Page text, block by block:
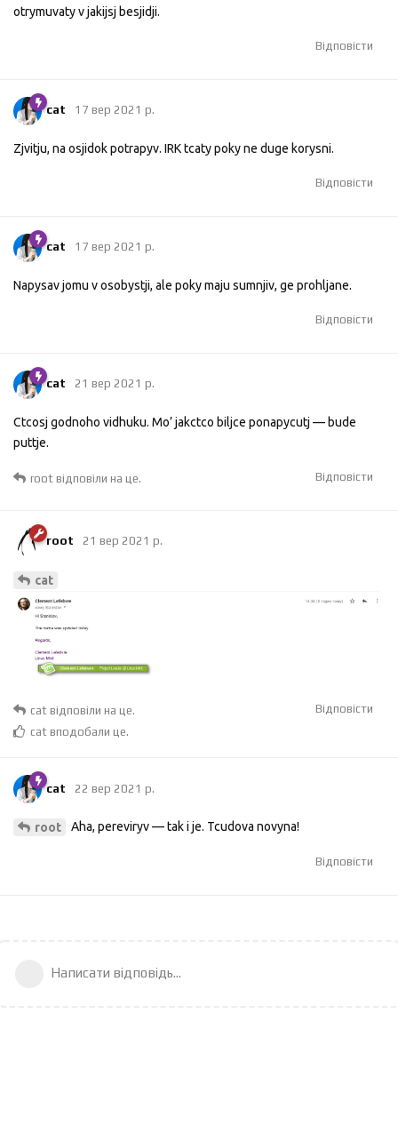
otrymuvaty v jakijsj besjidji.
Відповісти
cat 17 вер 2021 р.
Zjvitju, na osjidok potrapyv. IRK tcaty poky ne duge korysni.
Відповісти
cat 17 вер 2021 р.
Napysav jomu v osobystji, ale poky maju sumnjiv, ge prohljane.
Відповісти
cat 21 вер 2021 р.
Ctcosj godnoho vidhuku. Mo’ jakctco biljce ponapycutj — bude
puttje.
Відповісти
root відповіли на це.
root 21 вер 2021 р.
cat
Відповісти
cat відповіли на це.
cat вподобали це.
cat 22 вер 2021 р.
root Aha, pereviryv — tak i je. Tcudova novyna!
Відповісти
Написати відповідь...